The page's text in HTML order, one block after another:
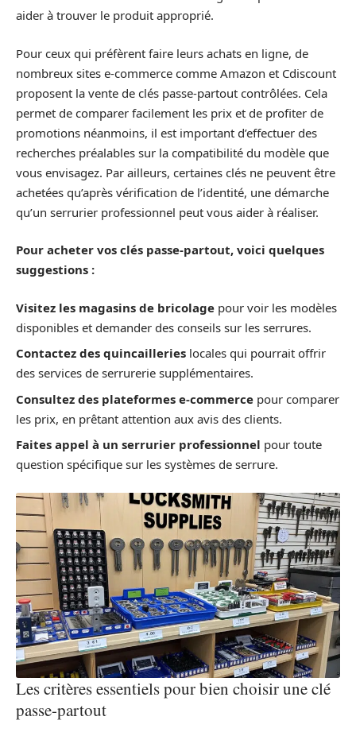
aider à trouver le produit approprié.
Pour ceux qui préfèrent faire leurs achats en ligne, de
nombreux sites e-commerce comme Amazon et Cdiscount
proposent la vente de clés passe-partout contrôlées. Cela
permet de comparer facilement les prix et de profiter de
promotions néanmoins, il est important d’effectuer des
recherches préalables sur la compatibilité du modèle que
vous envisagez. Par ailleurs, certaines clés ne peuvent être
achetées qu’après vérification de l’identité, une démarche
qu’un serrurier professionnel peut vous aider à réaliser.
Pour acheter vos clés passe-partout, voici quelques
suggestions :
Visitez les magasins de bricolage pour voir les modèles
disponibles et demander des conseils sur les serrures.
Contactez des quincailleries locales qui pourrait offrir
des services de serrurerie supplémentaires.
Consultez des plateformes e-commerce pour comparer
les prix, en prêtant attention aux avis des clients.
Faites appel à un serrurier professionnel pour toute
question spécifique sur les systèmes de serrure.
Les critères essentiels pour bien choisir une clé
passe-partout